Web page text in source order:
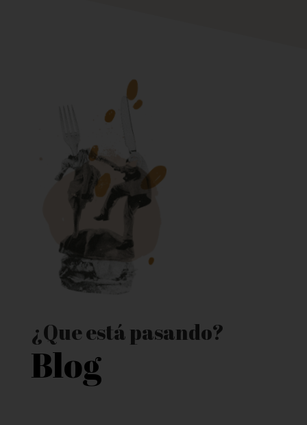
¿Que está pasando?
Blog